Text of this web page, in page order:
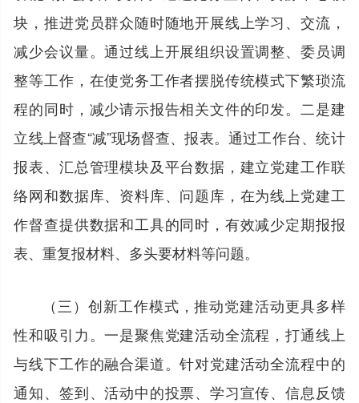
块，推进党员群众随时随地开展线上学习、交流，
减少会议量。通过线上开展组织设置调整、委员调
整等工作，在使党务工作者摆脱传统模式下繁琐流
程的同时，减少请示报告相关文件的印发。二是建
立线上督查“减”现场督查、报表。通过工作台、统计
报表、汇总管理模块及平台数据，建立党建工作联
络网和数据库、资料库、问题库，在为线上党建工
作督查提供数据和工具的同时，有效减少定期报报
表、重复报材料、多头要材料等问题。
（三）创新工作模式，推动党建活动更具多样
性和吸引力。一是聚焦党建活动全流程，打通线上
与线下工作的融合渠道。针对党建活动全流程中的
通知、签到、活动中的投票、学习宣传、信息反馈